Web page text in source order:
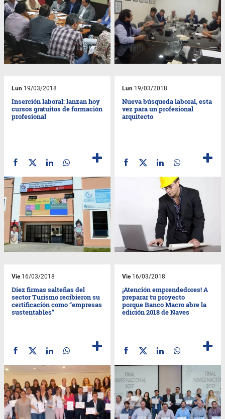
Lun 19/03/2018
Inserción laboral: lanzan hoy
cursos gratuitos de formación
profesional
Lun 19/03/2018
Nueva búsqueda laboral, esta
vez para un profesional
arquitecto
Vie16/03/2018
Diez firmas salteñas del
sector Turismo recibieron su
certificación como “empresas
sustentables”
Vie16/03/2018
¡Atención emprendedores! A
preparar tu proyecto
porque Banco Macro abre la
edición 2018 de Naves